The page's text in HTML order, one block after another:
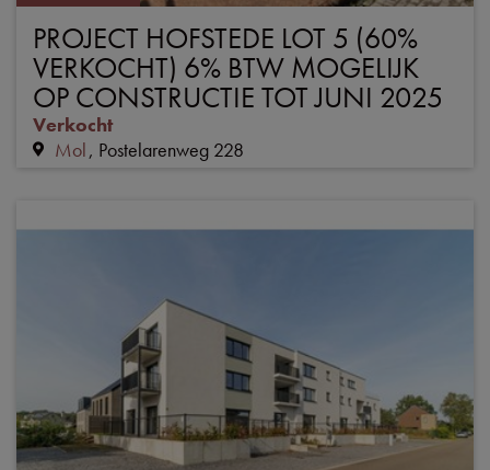
PROJECT HOFSTEDE LOT 5 (60%
VERKOCHT) 6% BTW MOGELIJK
OP CONSTRUCTIE TOT JUNI 2025
Verkocht
Mol Postelarenweg 228